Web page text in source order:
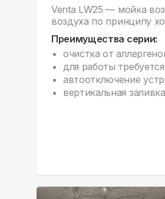
Venta LW25 — мойка
воздуха по принципу
Преимущества серии:
очистка от
для работы
автоотключение
вертикальная